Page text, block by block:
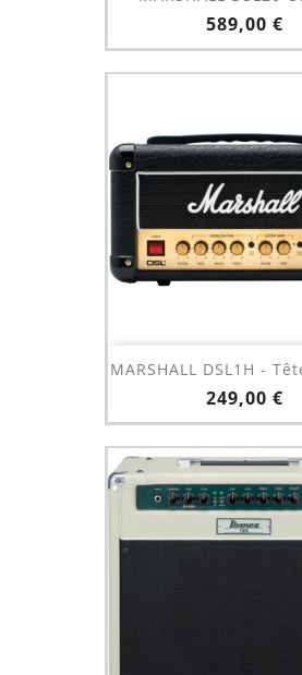
Prix
589,00 €
MARSHALL DSL1H -
Prix
249,00 €